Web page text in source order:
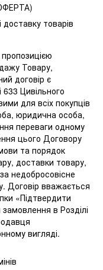
товарів
Товару,
договір є
633 Цивільного
для всіх покупців
юридична особа,
переваги одному
цього Договору
та порядок
доставки товару,
недобросовісне
Договір вважається
«Підтвердити
в Розділі
вигляді.